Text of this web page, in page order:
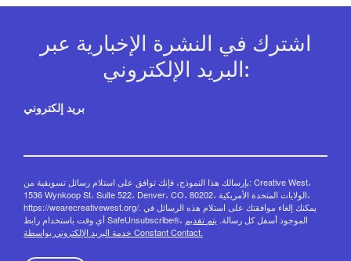
اشترك في النشرة الإخبارية عبر
البريد الإلكتروني:
بريد إلكتروني
بإرسالك هذا النموذج، فإنك توافق على استلام رسائل تسويقية من: Creative West،
1536 Wynkoop St، Suite 522، Denver، CO، 80202، الولايات المتحدة الأمريكية،
https://wearecreativewest.org/. يمكنك إلغاء موافقتك على استلام هذه الرسائل في
أي وقت باستخدام رابط SafeUnsubscribe®، الموجود أسفل كل رسالة. يتم تقديم
خدمة البريد الإلكتروني بواسطة Constant Contact.